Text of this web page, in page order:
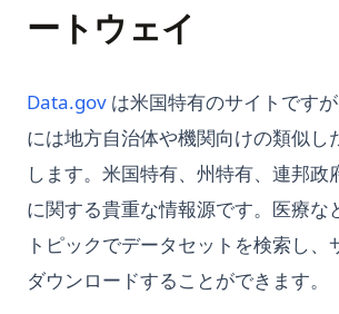
ートウェイ
Data.gov(opens in a new tab)
は米国特有のサイトです
には地方自治体や機関向けの類似し
します。米国特有、州特有、連邦政
に関する貴重な情報源です。医療な
トピックでデータセットを検索し、
ダウンロードすることができます。